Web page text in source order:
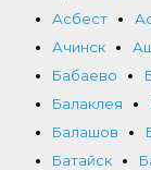
Асбест
Ачинск
Бабаево
Балаклея
Балашов
Батайск